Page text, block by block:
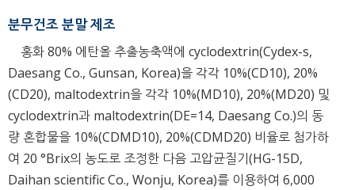
분무건조 분말 제조
홍화 80% 에탄올 추출농축액에 cyclodextrin(Cydex-s,
Daesang Co., Gunsan, Korea)을 각각 10%(CD10), 20%
(CD20), maltodextrin을 각각 10%(MD10), 20%(MD20) 및
cyclodextrin과 maltodextrin(DE=14, Daesang Co.)의 동
량 혼합물을 10%(CDMD10), 20%(CDMD20) 비율로 첨가하
여 20 °Brix의 농도로 조정한 다음 고압균질기(HG-15D,
Daihan scientific Co., Wonju, Korea)를 이용하여 6,000